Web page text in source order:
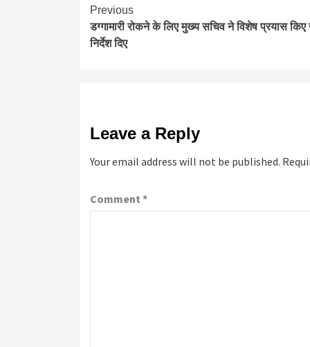
Continue
Reading
Previous
डग्गामारी रोकने के लिए मुख्य सचिव ने विशेष प्रयास
निर्देश दिए
Leave a Reply
Your email address will not be published.
Comment *